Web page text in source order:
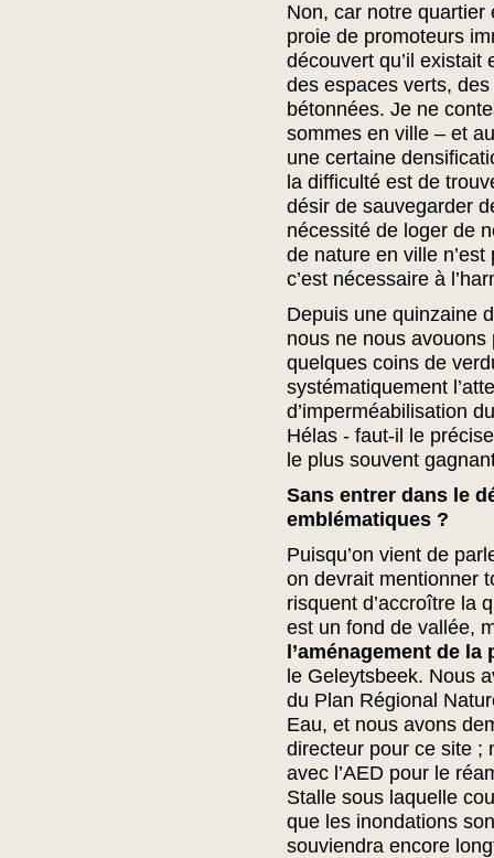
Non, car notre quartier
proie de promoteurs
découvert qu’il existait
des espaces verts,
bétonnées. Je ne
sommes en ville – et
une certaine
la difficulté est de
désir de sauvegarder
nécessité de loger de
de nature en ville
c’est nécessaire à
Depuis une quinzaine
nous ne nous
quelques coins de
systématiquement
d’imperméabilisation
Hélas - faut-il le
le plus souvent
Sans entrer dans le
emblématiques ?
Puisqu’on vient de
on devrait mentionner
risquent d’accroître la
est un fond de vallée,
l’aménagement de
le Geleytsbeek. Nous
du Plan Régional
Eau, et nous avons
directeur pour ce site ;
avec l’AED pour le
Stalle sous laquelle
que les inondations
souviendra encore